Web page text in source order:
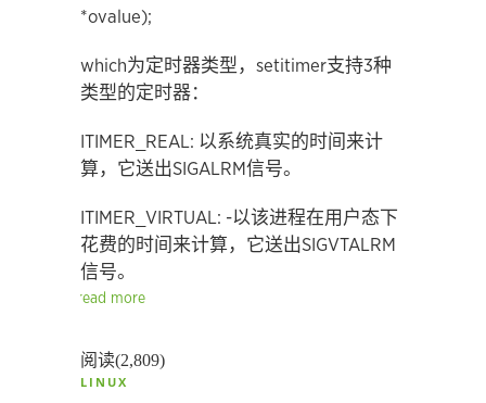
*ovalue);
which为定时器类型，setitimer支持3种
类型的定时器：
ITIMER_REAL: 以系统真实的时间来计
算，它送出SIGALRM信号。
ITIMER_VIRTUAL: -以该进程在用户态下
花费的时间来计算，它送出SIGVTALRM
信号。
read more
阅读(2,809)
LINUX